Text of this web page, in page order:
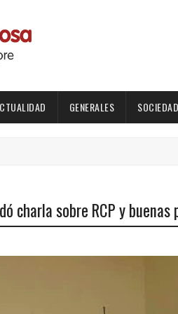
GENERALES SOCIEDAD
charla sobre RCP y